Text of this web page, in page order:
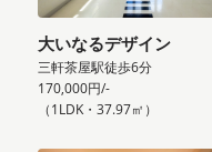
大いなるデザイン
三軒茶屋駅徒歩6分
170,000円/-
（1LDK・37.97㎡）